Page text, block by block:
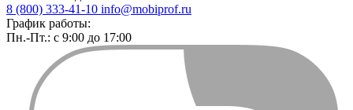
8 (800) 333-41-10 info@mobiprof.ru
График работы:
Пн.-Пт.: с 9:00 до 17:00